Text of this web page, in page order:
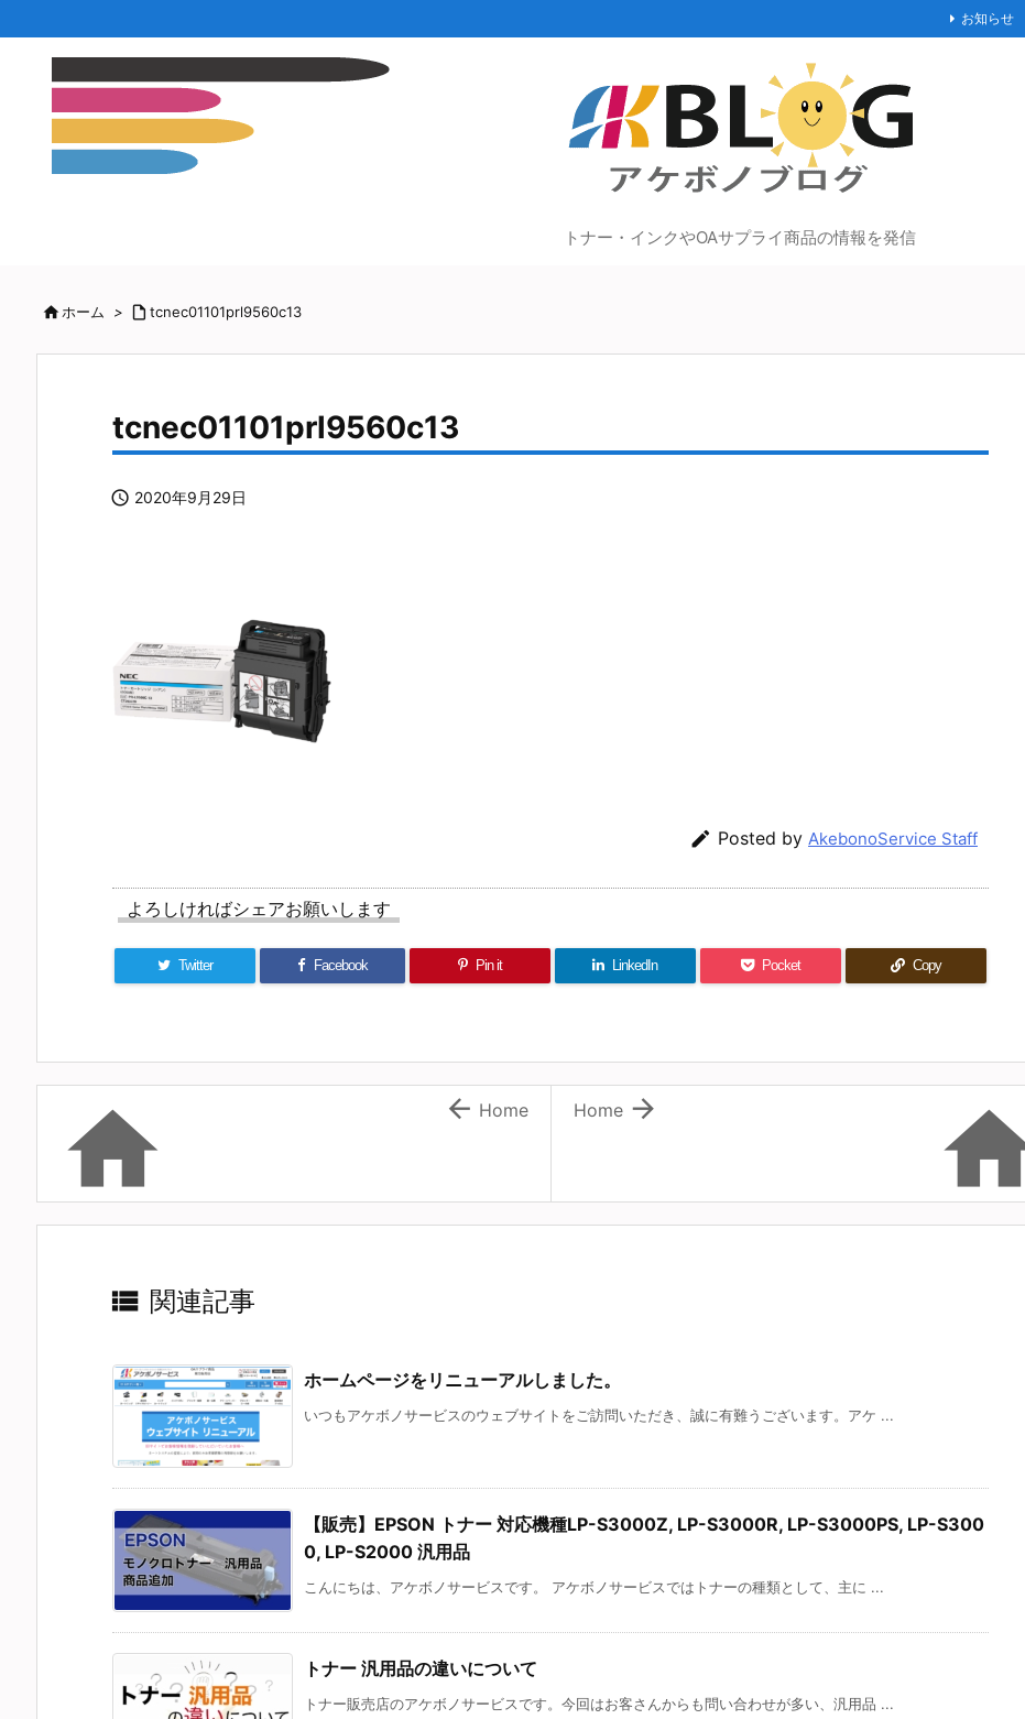
お知らせ
トナー・インクやOAサプライ商品の情報を発信
ホーム >  tcnec01101prl9560c13
tcnec01101prl9560c13
 2020年9月29日
 Posted by AkebonoService Staff
よろしければシェアお願いします
Twitter Facebook Pin it LinkedIn Pocket Copy

Home
  Home
 関連記事
ホームページをリニューアルしました。
いつもアケボノサービスのウェブサイトをご訪問いただき、誠に有難うございます。アケ ...
【販売】EPSON トナー 対応機種LP-S3000Z, LP-S3000R, LP-S3000PS, LP-S300
0, LP-S2000 汎用品
こんにちは、アケボノサービスです。 アケボノサービスではトナーの種類として、主に ...
トナー 汎用品の違いについて
トナー販売店のアケボノサービスです。今回はお客さんからも問い合わせが多い、汎用品 ...